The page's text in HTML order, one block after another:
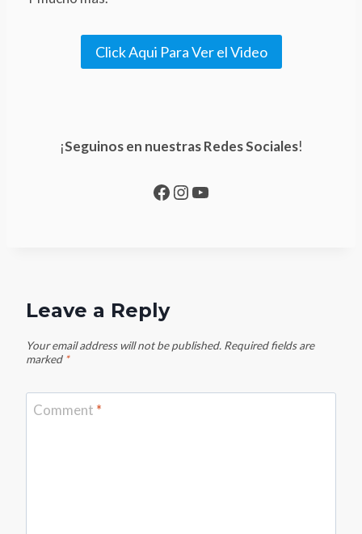
Click Aqui Para Ver el Video
¡Seguinos en nuestras Redes Sociales!
Facebook Instagram YouTube
Leave a Reply
Your email address will not be published. Required fields are
marked *
Comment *